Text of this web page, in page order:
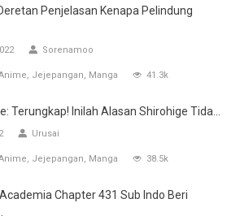
Penjelasan Kenapa Pelindung
Sorenamoo
Jejepangan Manga 41.3k
Terungkap! Inilah Alasan Shirohige Tida...
Urusai
Jejepangan Manga 38.5k
Chapter 431 Sub Indo Beri